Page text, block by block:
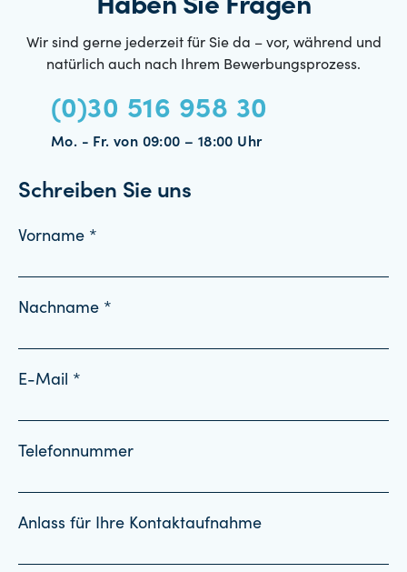
Haben Sie Fragen
Wir sind gerne jederzeit für Sie da – vor, während und
natürlich auch nach Ihrem Bewerbungsprozess.
(0)30 516 958 30
Mo. - Fr. von 09:00 – 18:00 Uhr
Schreiben Sie uns
Vorname *
Nachname *
E-Mail *
Telefonnummer
Anlass für Ihre Kontaktaufnahme